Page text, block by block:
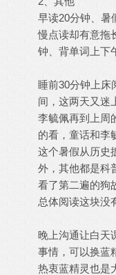
早读20分钟、暑
慢点读却有意拖
钟、背单词上下
睡前30分钟上床
间，这两天又迷
李毓佩再到上周
的看，童话和李
这个暑假从历史
外，其他都是科
看了第二遍的狗
总体阅读这块没
晚上沟通让白天
事情，可以换蓝
热衷蓝精灵也是